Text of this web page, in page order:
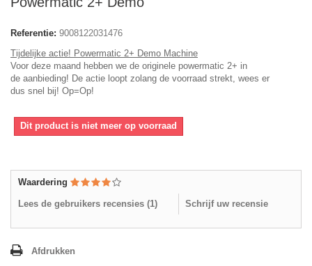
Referentie: 9008122031476
Tijdelijke actie! Powermatic 2+ Demo Machine
Voor deze maand hebben we de originele powermatic 2+ in
de aanbieding! De actie loopt zolang de voorraad strekt, wees er
dus snel bij! Op=Op!
Dit product is niet meer op voorraad
Waardering
Lees de gebruikers recensies (1) Schrijf uw recensie
Afdrukken